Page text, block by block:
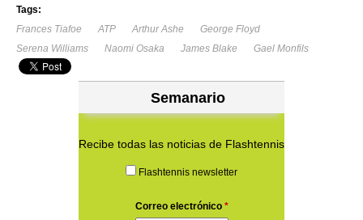
Tags:
Frances Tiafoe
ATP Arthur Ashe
George Floyd
Serena Williams
Naomi Osaka James Blake Gael Monfils
Semanario
Recibe todas las noticias de Flashtennis
Flashtennis newsletter
Correo electrónico *